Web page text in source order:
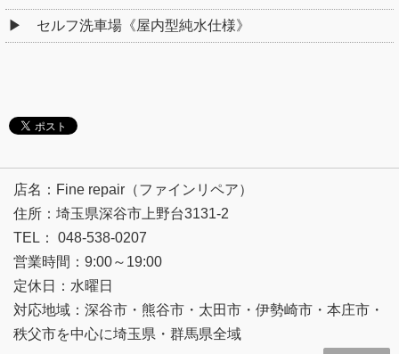
セルフ洗車場《屋内型純水仕様》
店名：Fine repair（ファインリペア）
住所：埼玉県深谷市上野台3131-2
TEL： 048-538-0207
営業時間：9:00～19:00
定休日：水曜日
対応地域：深谷市・熊谷市・太田市・伊勢崎市・本庄市・
秩父市を中心に埼玉県・群馬県全域